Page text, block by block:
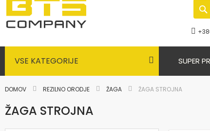
VSE KATEGORIJE SUPER
DOMOV REZILNO ORODJE ŽAGA ŽAGA STROJNA
ŽAGA STROJNA